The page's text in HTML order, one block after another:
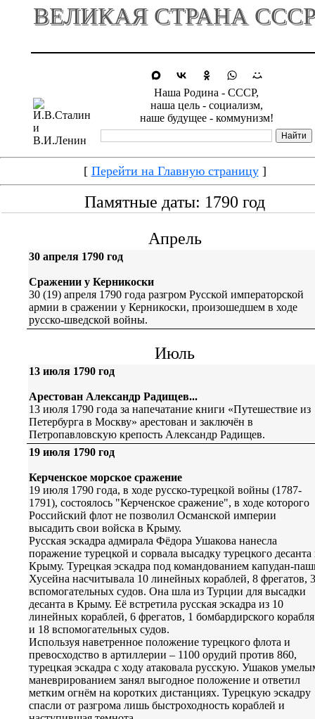
ВЕЛИКАЯ СТРАНА
Наша Родина - СССР,
наша цель - социализм,
наше будущее - коммунизм!
[ Перейти на Главную страницу]
Памятные даты: 1790 год
Апрель
30 апреля 1790 год
Сражении у Керникоски
30 (19) апреля 1790 года разгром Русской императорской
армии в сражении у Керникоски, произошедшем в ходе
русско-шведской войны.
Июль
13 июля 1790 год
Арестован Александр Радищев...
13 июля 1790 года за напечатание книги «Путешествие из
Петербурга в Москву» арестован и заключён в
Петропавловскую крепость Александр Радищев.
19 июля 1790 год
Керченское морское сражение
19 июля 1790 года, в ходе русско-турецкой войны (1787-
1791), состоялось "Керченское сражение", в ходе которого
Российский флот не позволил Османской империи
высадить свои войска в Крыму.
Русская эскадра адмирала Фёдора Ушакова нанесла
поражение турецкой и сорвала высадку турецкого десанта
Крыму. Турецкая эскадра под командованием капудан-
Хусейна насчитывала 10 линейных кораблей, 8 фрегатов,
вспомогательных судов. Она шла из Турции для высадки
десанта в Крыму. Её встретила русская эскадра из 10
линейных кораблей, 6 фрегатов, 1 бомбардирского корабля
и 18 вспомогательных судов.
Используя наветренное положение турецкого флота и
превосходство в артиллерии – 1100 орудий против 860,
турецкая эскадра с ходу атаковала русскую. Ушаков
маневрированием занял выгодное положение и ответил
метким огнём на коротких дистанциях. Турецкую эскадру
спасли от разгрома лишь быстроходность кораблей и